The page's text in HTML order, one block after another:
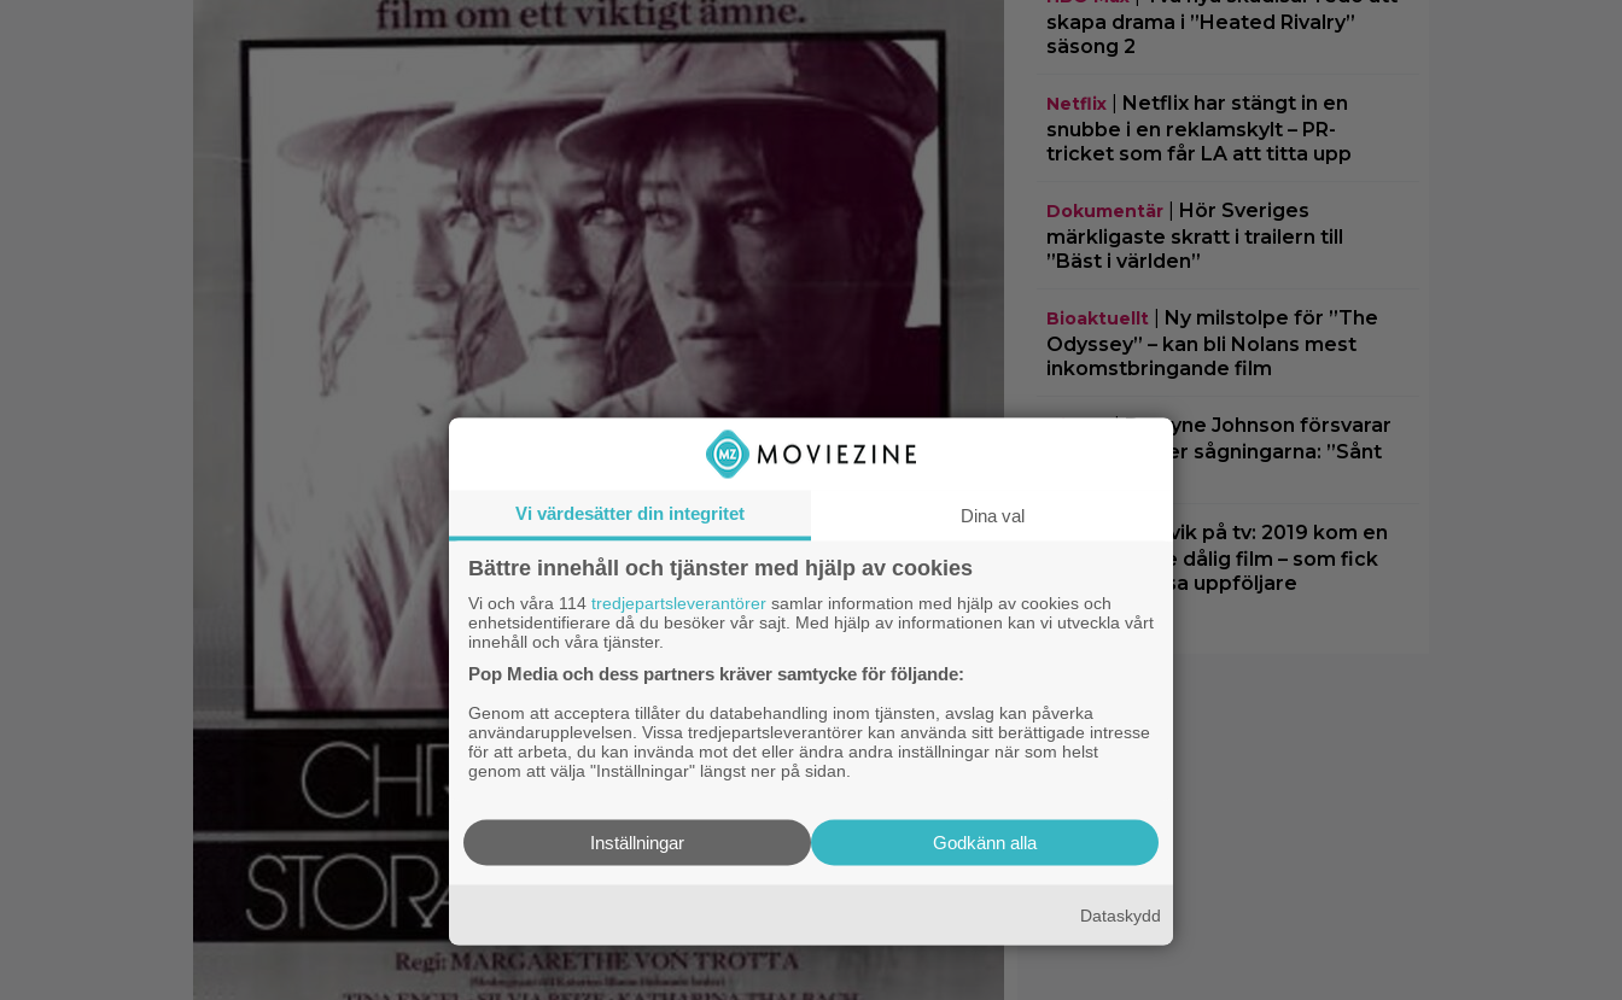
skapa drama i ”Heated Rivalry”
säsong 2
Netflix| Netflix har stängt in en
snubbe i en reklamskylt – PR-
tricket som får LA att titta upp
Dokumentär| Hör Sveriges
märkligaste skratt i trailern till
”Bäst i världen”
Bioaktuellt| Ny milstolpe för ”The
Odyssey” – kan bli Nolans mest
inkomstbringande film
Disney|Dwayne Johnson försvarar
”Vaiana” efter sågningarna: ”Sånt
Undvik på tv: 2019 kom en
skrämmande dålig film – som fick
fyra värdelösa uppföljare
Vi värdesätter din integritet Dina val
Bättre innehåll och tjänster med hjälp av cookies
Vi och våra 114 tredjepartsleverantörer samlar information med hjälp av cookies och
enhetsidentifierare då du besöker vår sajt. Med hjälp av informationen kan vi utveckla vårt
innehåll och våra tjänster.
Pop Media och dess partners kräver samtycke för följande:
Genom att acceptera tillåter du databehandling inom tjänsten, avslag kan påverka
användarupplevelsen. Vissa tredjepartsleverantörer kan använda sitt berättigade intresse
för att arbeta, du kan invända mot det eller ändra andra inställningar när som helst
genom att välja "Inställningar" längst ner på sidan.
Godkänn alla
Inställningar
Dataskydd